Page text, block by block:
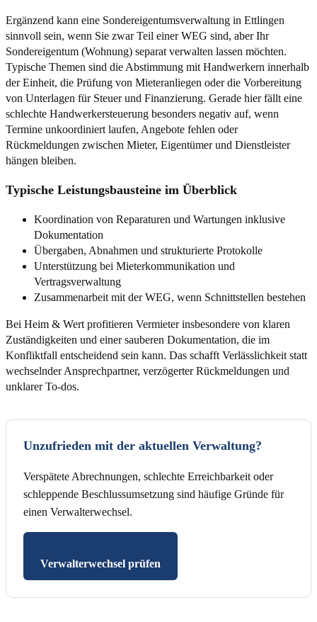
Ergänzend kann eine Sondereigentumsverwaltung in Ettlingen
sinnvoll sein, wenn Sie zwar Teil einer WEG sind, aber Ihr
Sondereigentum (Wohnung) separat verwalten lassen möchten.
Typische Themen sind die Abstimmung mit Handwerkern innerhalb
der Einheit, die Prüfung von Mieteranliegen oder die Vorbereitung
von Unterlagen für Steuer und Finanzierung. Gerade hier fällt eine
schlechte Handwerkersteuerung besonders negativ auf, wenn
Termine unkoordiniert laufen, Angebote fehlen oder
Rückmeldungen zwischen Mieter, Eigentümer und Dienstleister
hängen bleiben.
Typische Leistungsbausteine im Überblick
Koordination von Reparaturen und Wartungen inklusive
Dokumentation
Übergaben, Abnahmen und strukturierte Protokolle
Unterstützung bei Mieterkommunikation und
Vertragsverwaltung
Zusammenarbeit mit der WEG, wenn Schnittstellen bestehen
Bei Heim & Wert profitieren Vermieter insbesondere von klaren
Zuständigkeiten und einer sauberen Dokumentation, die im
Konfliktfall entscheidend sein kann. Das schafft Verlässlichkeit statt
wechselnder Ansprechpartner, verzögerter Rückmeldungen und
unklarer To-dos.
Unzufrieden mit der aktuellen Verwaltung?
Verspätete Abrechnungen, schlechte Erreichbarkeit oder
schleppende Beschlussumsetzung sind häufige Gründe für
einen Verwalterwechsel.
Verwalterwechsel prüfen